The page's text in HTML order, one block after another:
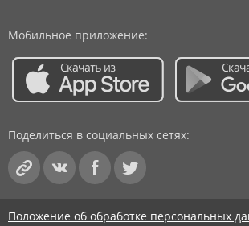
Мобильное приложение:
Поделиться в социальных сетях:
Положение об обработке персональных